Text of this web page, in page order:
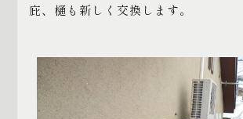
庇、樋も新しく交換します。